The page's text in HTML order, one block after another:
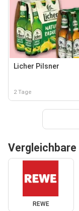
Licher Pilsner
2 Tage
REWE